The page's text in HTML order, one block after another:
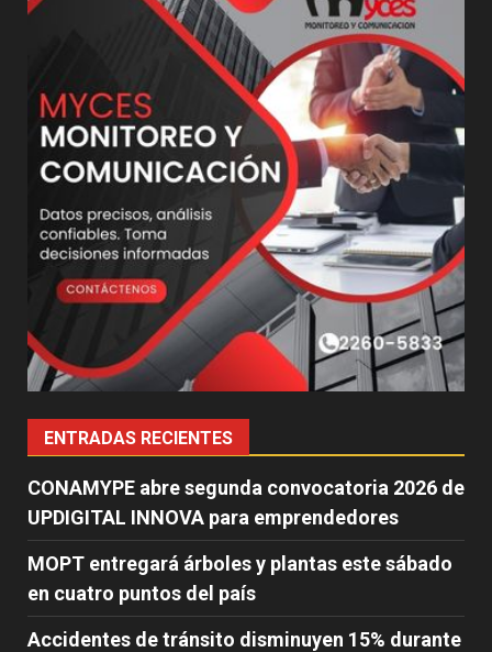
ENTRADAS RECIENTES
CONAMYPE abre segunda convocatoria 2026 de
UPDIGITAL INNOVA para emprendedores
MOPT entregará árboles y plantas este sábado
en cuatro puntos del país
Accidentes de tránsito disminuyen 15% durante